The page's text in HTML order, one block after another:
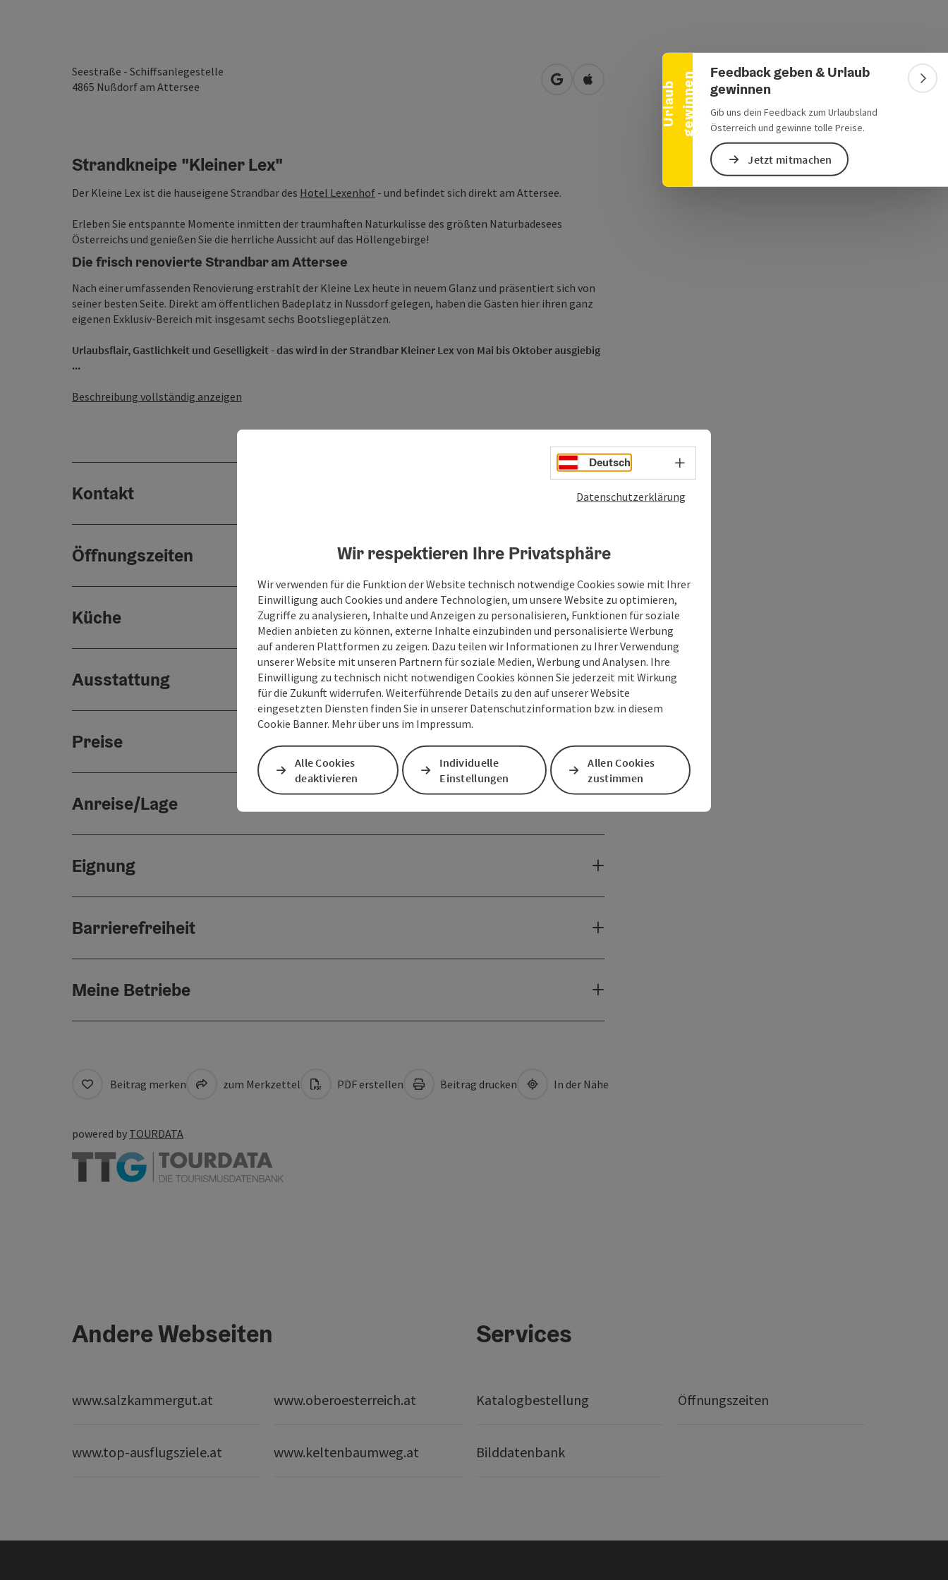
U
r
l
a
u
b
g
e
w
i
n
n
e n
Banner einklappen
Feedback geben & Urlaub
gewinnen
Gib uns dein Feedback zum Urlaubsland
Österreich und gewinne tolle Preise.
Jetzt mitmachen
Seestraße - Schiffsanlegestelle
4865 Nußdorf am Attersee in Google Maps öffnen
in Apple Maps öffnen
Strandkneipe "Kleiner Lex"
Der Kleine Lex ist die hauseigene Strandbar des Hotel Lexenhof - und befindet sich direkt am Attersee.
Erleben Sie entspannte Momente inmitten der traumhaften Naturkulisse des größten Naturbadesees
Österreichs und genießen Sie die herrliche Aussicht auf das Höllengebirge!
Die frisch renovierte Strandbar am Attersee
Nach einer umfassenden Renovierung erstrahlt der Kleine Lex heute in neuem Glanz und präsentiert sich von
seiner besten Seite. Direkt am öffentlichen Badeplatz in Nussdorf gelegen, haben die Gästen hier ihren ganz
eigenen Exklusiv-Bereich mit insgesamt sechs Bootsliegeplätzen.
Urlaubsflair, Gastlichkeit und Geselligkeit - das wird in der Strandbar Kleiner Lex von Mai bis Oktober ausgiebig
...
Beschreibung vollständig anzeigen
Kontakt
Öffnungszeiten
Küche
Ausstattung
Preise
Anreise/Lage
Eignung
Barrierefreiheit
Meine Betriebe
Beitrag merken zum Merkzettel PDF erstellen Beitrag drucken In der Nähe
powered by TOURDATA
Andere Webseiten
www.salzkammergut.at www.oberoesterreich.at
www.top-ausflugsziele.at www.keltenbaumweg.at
Services
Katalogbestellung Öffnungszeiten
Bilddatenbank
Deutsch Sprachwahl - Menü öffnen
Datenschutzerklärung
Wir respektieren Ihre Privatsphäre
Wir verwenden für die Funktion der Website technisch notwendige Cookies sowie mit Ihrer
Einwilligung auch Cookies und andere Technologien, um unsere Website zu optimieren,
Zugriffe zu analysieren, Inhalte und Anzeigen zu personalisieren, Funktionen für soziale
Medien anbieten zu können, externe Inhalte einzubinden und personalisierte Werbung
auf anderen Plattformen zu zeigen. Dazu teilen wir Informationen zu Ihrer Verwendung
unserer Website mit unseren Partnern für soziale Medien, Werbung und Analysen. Ihre
Einwilligung zu technisch nicht notwendigen Cookies können Sie jederzeit mit Wirkung
für die Zukunft widerrufen. Weiterführende Details zu den auf unserer Website
eingesetzten Diensten finden Sie in unserer Datenschutzinformation bzw. in diesem
Cookie Banner. Mehr über uns im Impressum.
Alle Cookies
deaktivieren
Individuelle
Einstellungen
Allen Cookies
zustimmen